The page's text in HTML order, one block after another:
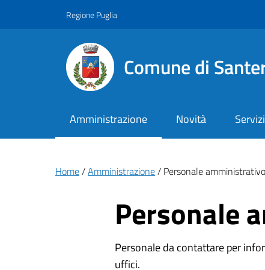
Regione Puglia
Comune di
Amministrazione Novità Servizi
Briciole di pane
Home Amministrazione Personale amministrativo
Personale
Personale da contattare per
uffici.